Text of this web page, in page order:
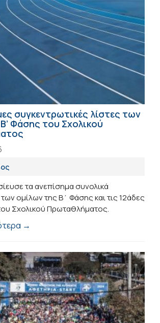
συγκεντρωτικές λίστες των
Φάσης του Σχολικού
τα ανεπίσημα συνολικά
ομίλων της Β΄ Φάσης και τις 12άδες
Σχολικού Πρωταθλήματος.
→